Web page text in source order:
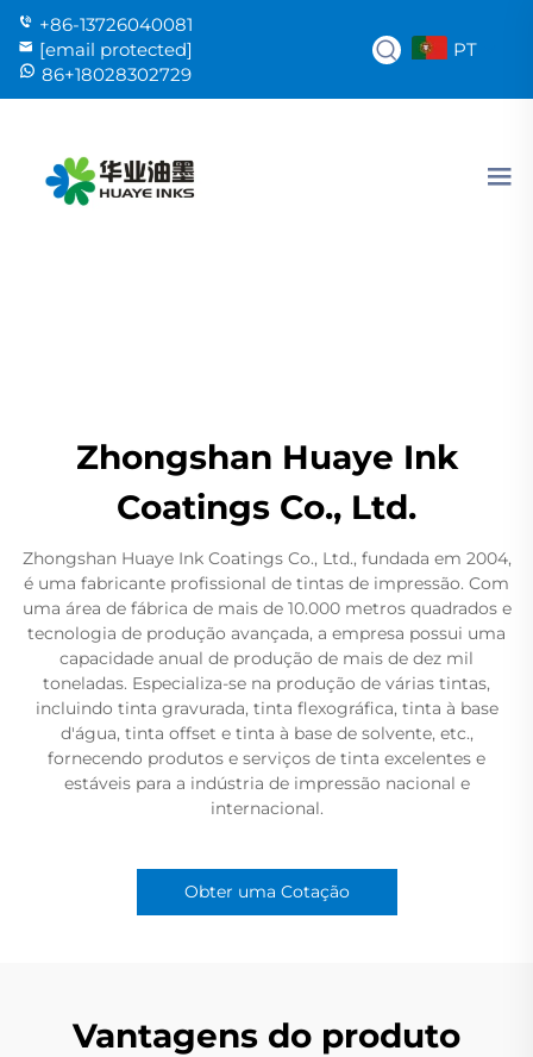
+86-13726040081
[email protected]
86+18028302729
PT
Zhongshan Huaye Ink
Coatings Co., Ltd.
Zhongshan Huaye Ink Coatings Co., Ltd., fundada em 2004,
é uma fabricante profissional de tintas de impressão. Com
uma área de fábrica de mais de 10.000 metros quadrados e
tecnologia de produção avançada, a empresa possui uma
capacidade anual de produção de mais de dez mil
toneladas. Especializa-se na produção de várias tintas,
incluindo tinta gravurada, tinta flexográfica, tinta à base
d'água, tinta offset e tinta à base de solvente, etc.,
fornecendo produtos e serviços de tinta excelentes e
estáveis para a indústria de impressão nacional e
internacional.
Obter uma Cotação
Vantagens do produto